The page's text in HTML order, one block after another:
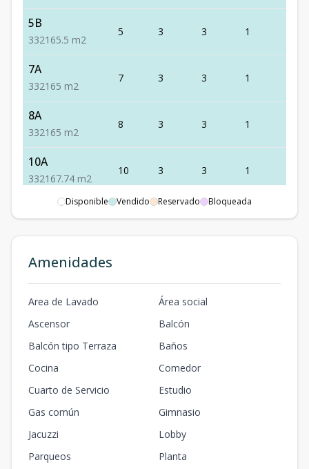
5B
332165.5 m2
5 3 3 1
7A
332165 m2
7 3 3 1
8A
332165 m2
8 3 3 1
10A
332167.74 m2
10 3 3 1
10B - PH
10 4 4 1 3
2A
3 32 165 m2
Disponible Vendido Reservado Bloqueada
Amenidades
Area de Lavado
Área social
Ascensor
Balcón
Balcón tipo Terraza
Baños
Cocina
Comedor
Cuarto de Servicio
Estudio
Gas común
Gimnasio
Jacuzzi
Lobby
Parqueos
Planta